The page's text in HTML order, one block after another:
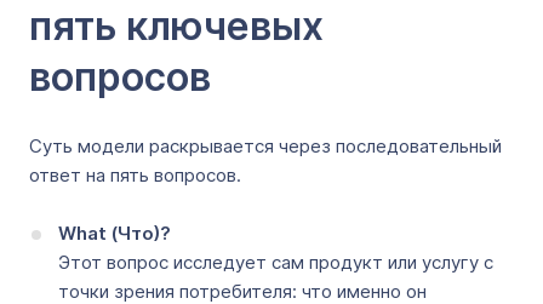
пять ключевых
вопросов
Суть модели раскрывается через последовательный
ответ на пять вопросов.
What (Что)?
Этот вопрос исследует сам продукт или услугу с
точки зрения потребителя: что именно он